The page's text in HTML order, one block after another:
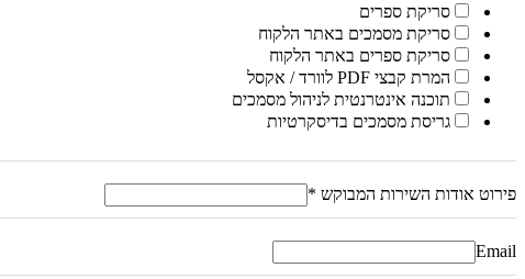
סריקת ספרים
סריקת מסמכים באתר הלקוח
סריקת ספרים באתר הלקוח
המרת קבצי PDF לוורד / אקסל
תוכנה אינטרנטית לניהול מסמכים
גריסת מסמכים בדיסקרטיות
פירוט אודות השירות המבוקש *
Email